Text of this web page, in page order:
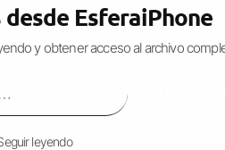
está disponible la
desde EsferaiPhone
y obtener acceso al archivo
leyendo